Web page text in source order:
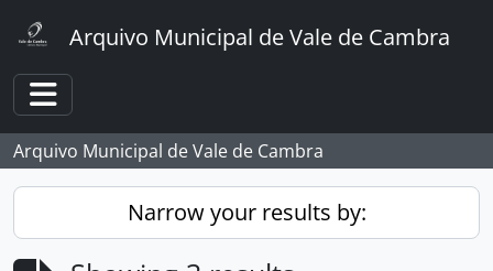
Arquivo Municipal de Vale de Cambra
Toggle navigation
Arquivo Municipal de Vale de Cambra
Narrow your results by: